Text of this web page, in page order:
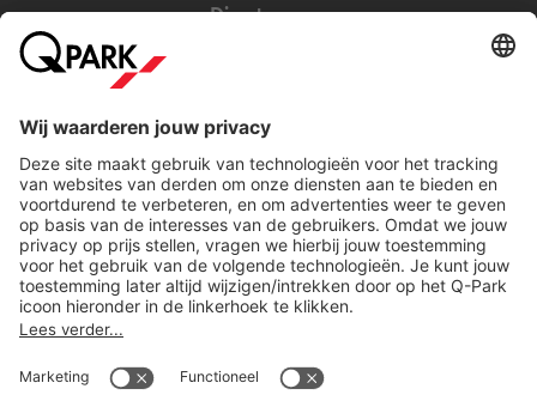
Direct naar...
Download
Cookie instellingen